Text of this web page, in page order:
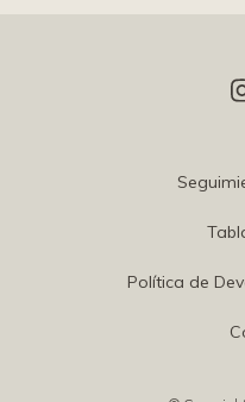
Política de